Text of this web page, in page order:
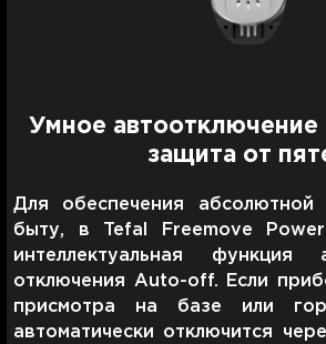
Умное автоотключение
защита от
Для обеспечения абсолютной
быту, в Tefal Freemove Power
интеллектуальная функция
отключения Auto-off. Если
присмотра на базе или
автоматически отключится